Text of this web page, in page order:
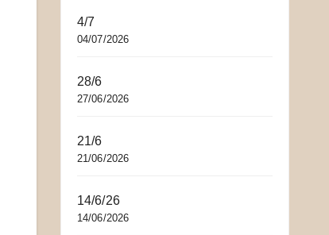
4/7
04/07/2026
28/6
27/06/2026
21/6
21/06/2026
14/6/26
14/06/2026